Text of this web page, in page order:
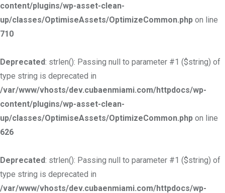
content/plugins/wp-asset-clean-
up/classes/OptimiseAssets/OptimizeCommon.php on line
710
Deprecated: strlen(): Passing null to parameter #1 ($string) of
type string is deprecated in
/var/www/vhosts/dev.cubaenmiami.com/httpdocs/wp-
content/plugins/wp-asset-clean-
up/classes/OptimiseAssets/OptimizeCommon.php on line
626
Deprecated: strlen(): Passing null to parameter #1 ($string) of
type string is deprecated in
/var/www/vhosts/dev.cubaenmiami.com/httpdocs/wp-